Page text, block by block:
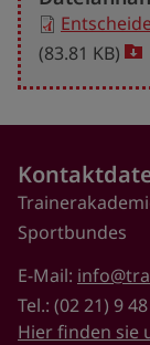
(83.81 KB)
file
Sportbundes
E-Mail:
Tel.: (02 21) 9
Hier finden sie